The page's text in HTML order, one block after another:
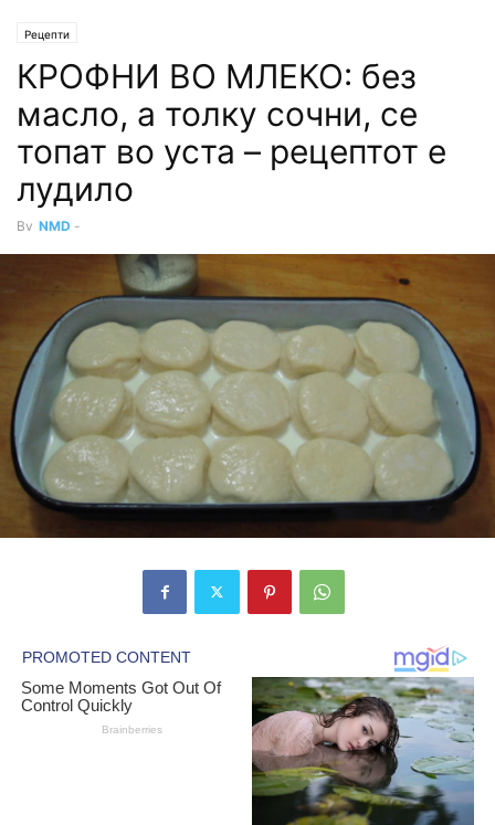
Рецепти
КРОФНИ ВО МЛЕКО: без
масло, а толку сочни, се
топат во уста – рецептот е
лудило
By NMD -